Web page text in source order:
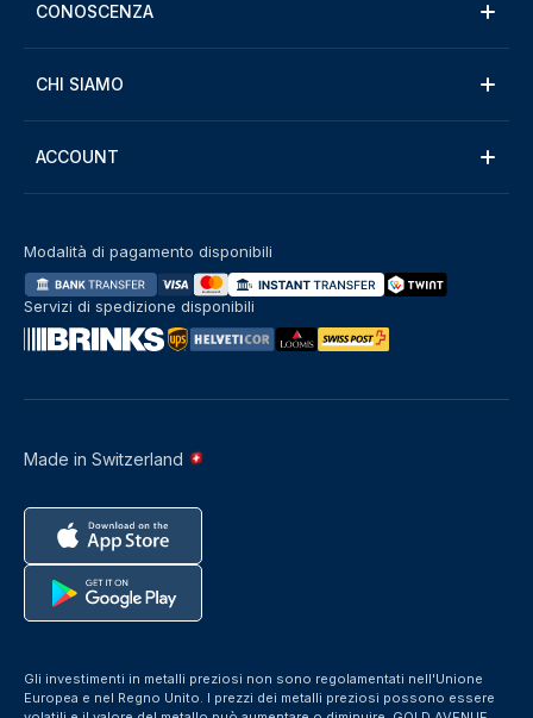
CONOSCENZA
CHI SIAMO
ACCOUNT
Made in Switzerland
Modalità di pagamento disponibili
Servizi di spedizione disponibili
Gli investimenti in metalli preziosi non sono regolamentati nell'Unione
Europea e nel Regno Unito. I prezzi dei metalli preziosi possono essere